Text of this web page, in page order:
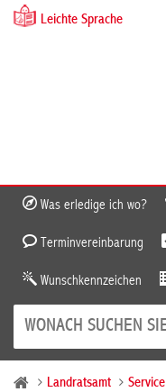
Leichte Sprache
Was erledige ich wo?
Terminvereinbarung
Wunschkennzeichen
Landratsamt Service